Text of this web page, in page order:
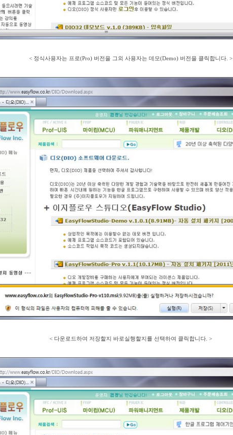
< 정식사용자는 프로(Pro) 버전을 그외 사용자는 데모(Demo) 버전을 클릭합니다. >
< 다운로드하여 저장할지 바로실행할지를 선택하여 클릭합니다. >